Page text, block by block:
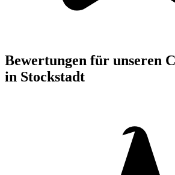
Bewertungen für unseren
in Stockstadt